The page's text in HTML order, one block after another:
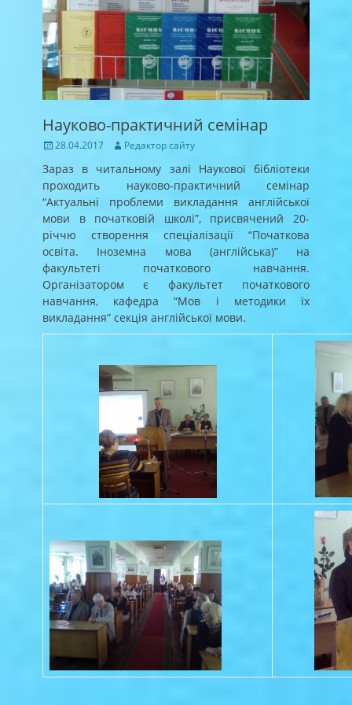
Науково-практичний семінар
Posted
28.04.2017 Author
Редактор сайту
Зараз в читальному залі Наукової бібліотеки
проходить науково-практичний семінар
“Актуальні проблеми викладання англійської
мови в початковій школі”, присвячений 20-
річчю створення спеціалізації “Початкова
освіта. Іноземна мова (англійська)” на
факультеті початкового навчання.
Організатором є факультет початкового
навчання, кафедра “Мов і методики їх
викладання” секція англійської мови.